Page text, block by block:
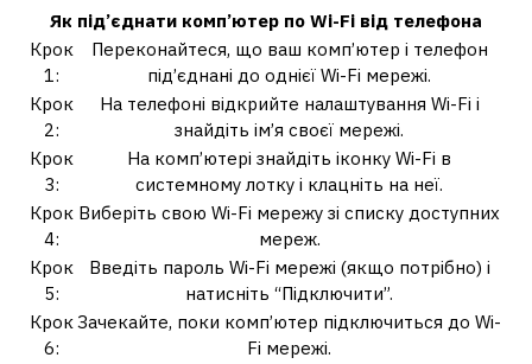
Як під’єднати комп’ютер по Wi-Fi від телефона
Крок
1:
Переконайтеся, що ваш комп’ютер і телефон
під’єднані до однієї Wi-Fi мережі.
Крок
2:
На телефоні відкрийте налаштування Wi-Fi і
знайдіть ім’я своєї мережі.
Крок
3:
На комп’ютері знайдіть іконку Wi-Fi в
системному лотку і клацніть на неї.
Крок
4:
Виберіть свою Wi-Fi мережу зі списку доступних
мереж.
Крок
5:
Введіть пароль Wi-Fi мережі (якщо потрібно) і
натисніть “Підключити”.
Крок
6:
Зачекайте, поки комп’ютер підключиться до Wi-
Fi мережі.